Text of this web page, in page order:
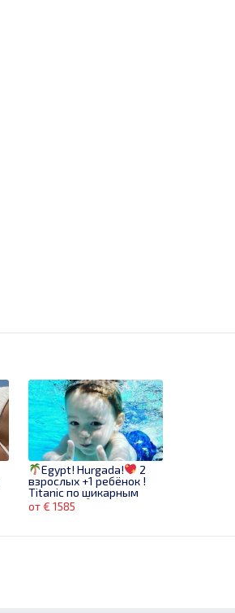
Egypt! Hurgada!
2
взрослых +1 ребёнок !
Titanic по шикарным
ценам!
от € 1585